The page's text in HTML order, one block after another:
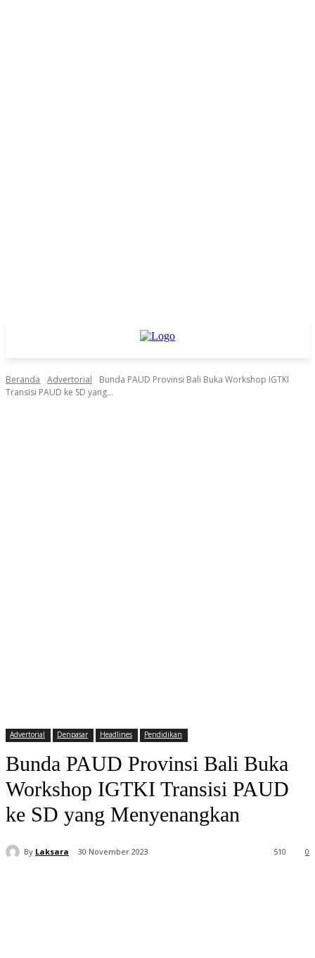
Beranda Advertorial
Bunda PAUD Provinsi Bali Buka Workshop IGTKI
Transisi PAUD ke SD yang...
Advertorial Denpasar Headlines Pendidikan
Bunda PAUD Provinsi Bali Buka
Workshop IGTKI Transisi PAUD
ke SD yang Menyenangkan
By Laksara 30 November 2023 0
510